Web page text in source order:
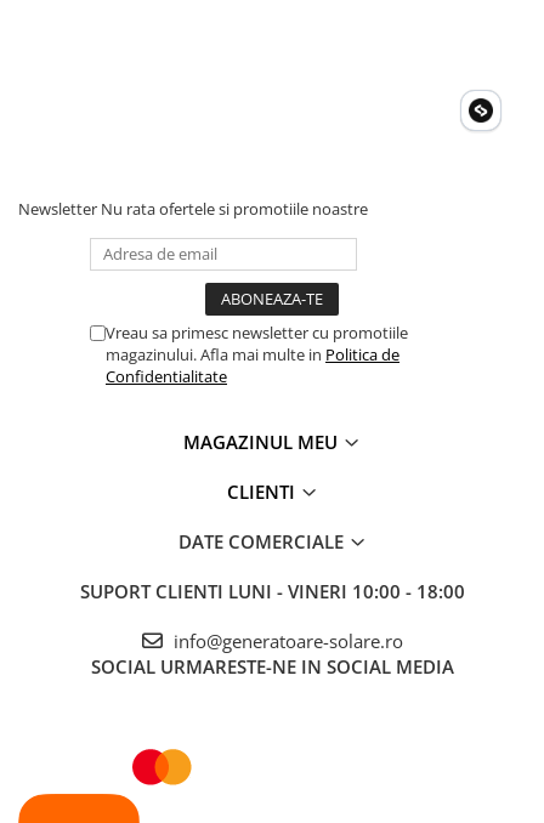
Newsletter Nu rata ofertele si promotiile noastre
Vreau sa primesc newsletter cu promotiile
magazinului. Afla mai multe in Politica de
Confidentialitate
MAGAZINUL MEU
CLIENTI
DATE COMERCIALE
SUPORT CLIENTI LUNI - VINERI 10:00 - 18:00
info@generatoare-solare.ro
SOCIAL URMARESTE-NE IN SOCIAL MEDIA